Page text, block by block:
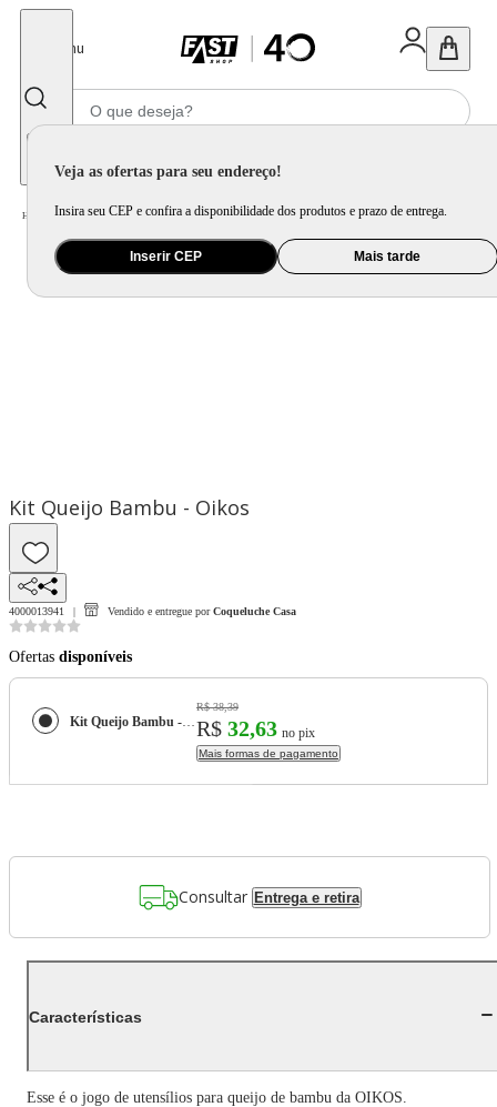
Menu
Veja as ofertas para seu endereço!
Insira seu CEP e confira a disponibilidade dos produtos e prazo de entrega.
Inserir CEP Mais tarde
Home Utilidade Doméstica Mesa / Utensílio de Mesa
Kit Queijo Bambu - Oikos
4000013941 Vendido e entregue por Coqueluche Casa
Ofertas disponíveis
Kit Queijo Bambu - Oikos
R$ 38,39
R$ 32,63 no pix
Mais formas de pagamento
Consultar Entrega e retira
Características
Esse é o jogo de utensílios para queijo de bambu da OIKOS.